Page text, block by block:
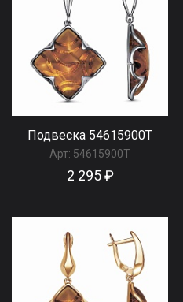
Подвеска 54615900Т
Арт: 54615900Т
2 295 ₽